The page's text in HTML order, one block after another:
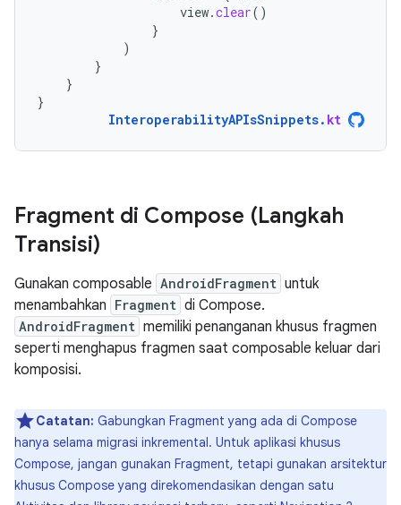
view.clear()
}
)
}
}
}
InteroperabilityAPIsSnippets. kt
Fragment di Compose (Langkah
Transisi)
Gunakan composable AndroidFragment untuk
menambahkan Fragment di Compose.
AndroidFragment memiliki penanganan khusus fragmen
seperti menghapus fragmen saat composable keluar dari
komposisi.
Catatan: Gabungkan Fragment yang ada di Compose
hanya selama migrasi inkremental. Untuk aplikasi khusus
Compose, jangan gunakan Fragment, tetapi gunakan arsitektur
khusus Compose yang direkomendasikan dengan satu